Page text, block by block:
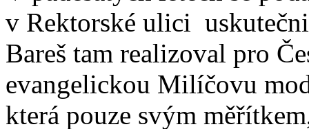
v Rektorské ulici
Bareš tam realizoval pro
evangelickou Milíčovu
která pouze svým